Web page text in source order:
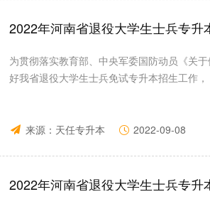
2022年河南省退役大学生士兵专
为贯彻落实教育部、中央军委国防动员《关
好我省退役大学生士兵免试专升本招生工作，
来源： 天任专升本 2022-09-08
2022年河南省退役大学生士兵专